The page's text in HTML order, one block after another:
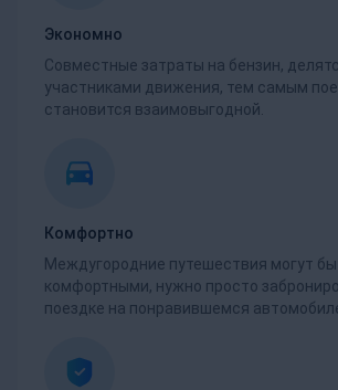
Экономно
Совместные затраты на бензин,
участниками движения, тем самым
становится взаимовыгодной.
Комфортно
Междугородние путешествия могут
комфортными, нужно просто
поездке на понравившемся